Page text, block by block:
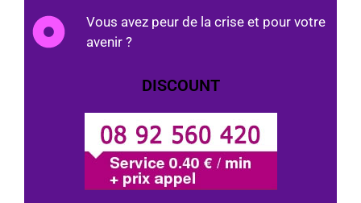
Vous avez peur de la crise et pour votre
avenir ?
DISCOUNT